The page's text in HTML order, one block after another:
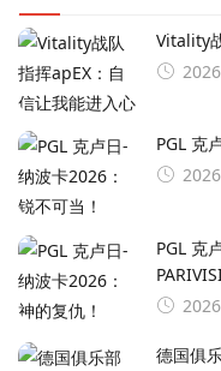
Vitality
PGL 克
PGL 克
德国俱